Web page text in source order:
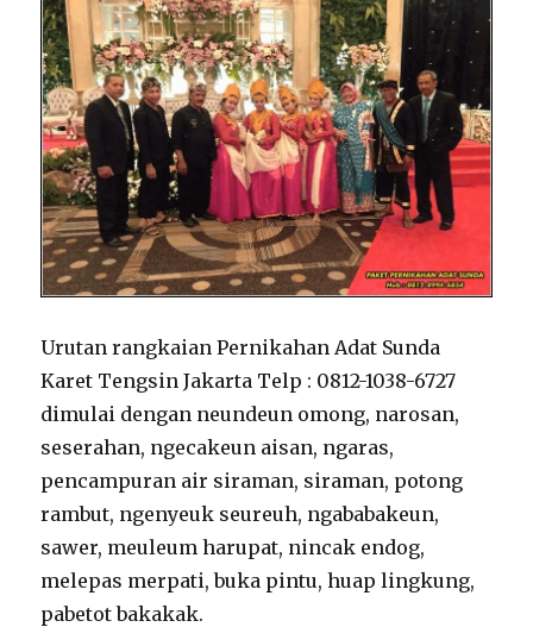
Urutan rangkaian Pernikahan Adat Sunda
Karet Tengsin Jakarta Telp : 0812-1038-6727
dimulai dengan neundeun omong, narosan,
seserahan, ngecakeun aisan, ngaras,
pencampuran air siraman, siraman, potong
rambut, ngenyeuk seureuh, ngababakeun,
sawer, meuleum harupat, nincak endog,
melepas merpati, buka pintu, huap lingkung,
pabetot bakakak.